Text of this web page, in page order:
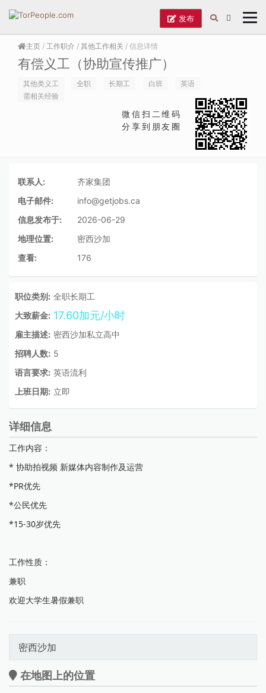
发布
主页 / 工作职介 / 其他工作相关 / 信息详情
有偿义工（协助宣传推广）
其他类义工 全职 长期工 白班
英语
需相关经验
微信扫二维码
分享到朋友圈
联系人:
齐家集团
电子邮件:
info@getjobs.ca
信息发布于:
2026-06-29
地理位置:
密西沙加
查看:
176
职位类别: 全职长期工
大致薪金: 17.60加元/小时
雇主描述: 密西沙加私立高中
招聘人数: 5
语言要求: 英语流利
上班日期: 立即
详细信息
工作内容：
* 协助拍视频 新媒体内容制作及运营
*PR优先
*公民优先
*15-30岁优先
工作性质：
兼职
欢迎大学生暑假兼职
密西沙加
在地图上的位置